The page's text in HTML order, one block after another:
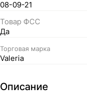
08-09-21
Товар ФСС
Да
Торговая марка
Valeria
Описание